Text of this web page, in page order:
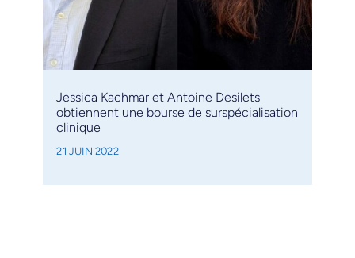
Jessica Kachmar et Antoine Desilets
obtiennent une bourse de surspécialisation
clinique
21 JUIN 2022